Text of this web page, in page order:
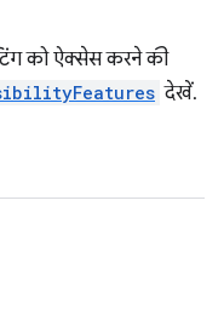
को ऐक्सेस करने की
देखें.